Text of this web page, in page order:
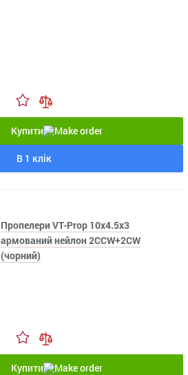
Купити
В 1 клік
Пропелери VT-Prop 10x4.5x3
армований нейлон 2CCW+2CW
(чорний)
Купити